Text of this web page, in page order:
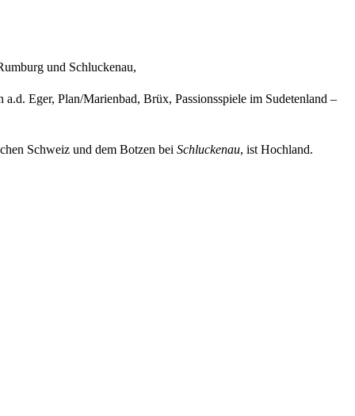
und Schluckenau,
Eger, Plan/Marienbad, Brüx, Passionsspiele im Sudetenland –
Schweiz und dem Botzen bei Schluckenau, ist Hochland.